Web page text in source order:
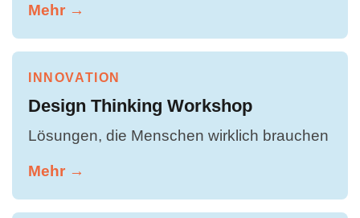
Mehr →
INNOVATION
Design Thinking Workshop
Lösungen, die Menschen wirklich brauchen
Mehr →